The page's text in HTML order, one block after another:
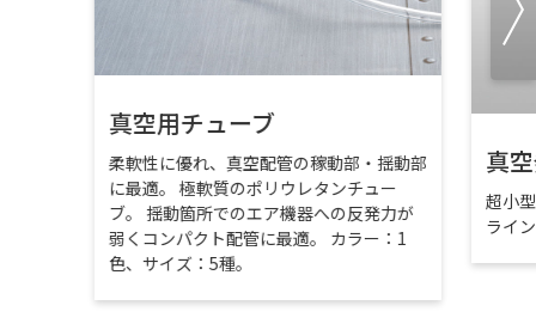
真空用チューブ
柔軟性に優れ、真空配管の稼動部・揺動部
に最適。 極軟質のポリウレタンチュー
ブ。 揺動箇所でのエア機器への反発力が
弱くコンパクト配管に最適。 カラー：1
色、サイズ：5種。
真
超小
ライ